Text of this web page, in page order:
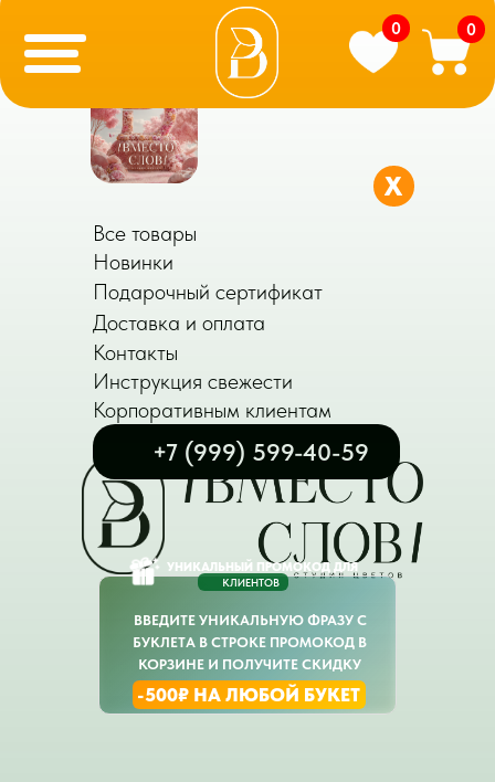
Корпоративным клиентам
Инструкция свежести
Контакты
Доставка и оплата
Подарочный сертификат
Новинки
Все товары
+7 (999) 599-40-59
УНИКАЛЬНЫЙ ПРОМОКОД ДЛЯ
ВВЕДИТЕ УНИКАЛЬНУЮ ФРАЗУ С
БУКЛЕТА В СТРОКЕ ПРОМОКОД В
КОРЗИНЕ И ПОЛУЧИТЕ СКИДКУ
-500₽ НА ЛЮБОЙ БУКЕТ
КЛИЕНТОВ
X